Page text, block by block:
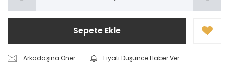
Sepete Ekle
Arkadaşına Öner
Fiyatı Düşünce Haber Ver